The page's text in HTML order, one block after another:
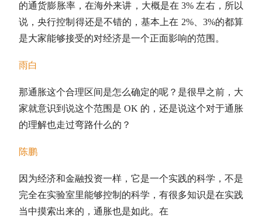
的通货膨胀率，在海外来讲，大概是在 3% 左右，所以
说，央行控制得还是不错的，基本上在 2%、3%的都算
是大家能够接受的对经济是一个正面影响的范围。
雨白
那通胀这个合理区间是怎么确定的呢？是很早之前，大
家就意识到说这个范围是 OK 的，还是说这个对于通胀
的理解也走过弯路什么的？
陈鹏
因为经济和金融投资一样，它是一个实践的科学，不是
完全在实验室里能够控制的科学，有很多知识是在实践
当中摸索出来的，通胀也是如此。在